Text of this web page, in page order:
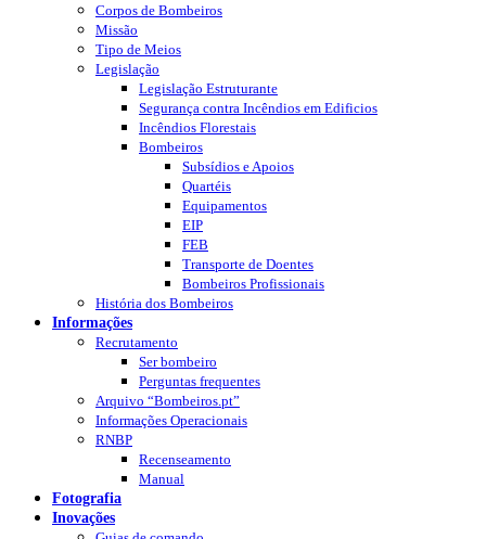
Corpos de Bombeiros
Missão
Tipo de Meios
Legislação
Legislação Estruturante
Segurança contra Incêndios em Edificios
Incêndios Florestais
Bombeiros
Subsídios e Apoios
Quartéis
Equipamentos
EIP
FEB
Transporte de Doentes
Bombeiros Profissionais
História dos Bombeiros
Informações
Recrutamento
Ser bombeiro
Perguntas frequentes
Arquivo “Bombeiros.pt”
Informações Operacionais
RNBP
Recenseamento
Manual
Fotografia
Inovações